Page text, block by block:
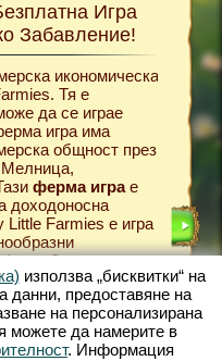
Игра
Забавление!
икономическа
Тя е
да се играе
игра има
общност през
Мелница,
ферма играе
доходоносна
Little Farmies е игра
Създаваш
с всички
от отглеждане на
добитък и
фермерски
от най-красивите
това
в
можеш
в един
да
онлайн
използва „бисквитки“ на
данни, предоставяне на
на персонализирана
можете да намерите в
. Информация